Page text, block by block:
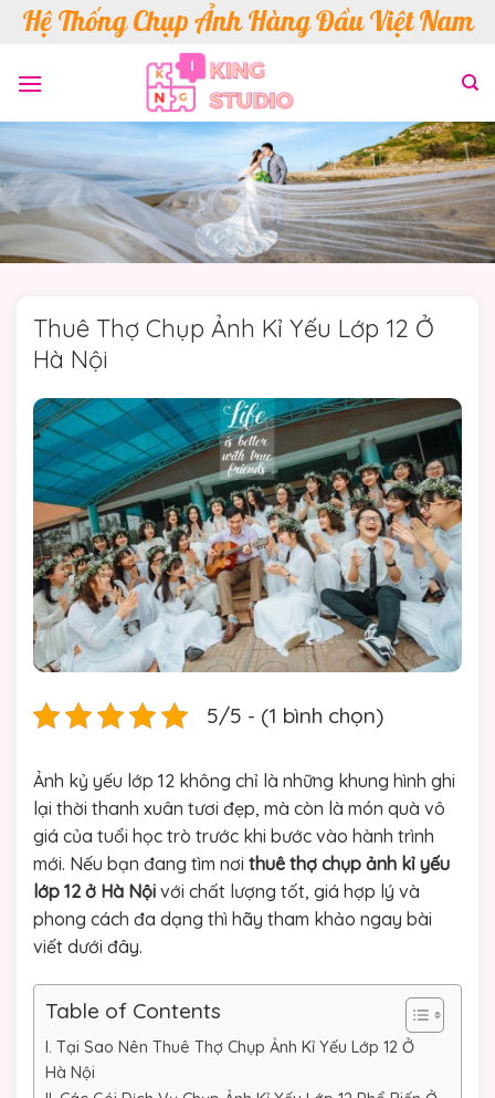
SkipHệ Thống Chụp Ảnh Hàng Đầu Việt Nam
Thuê Thợ Chụp Ảnh Kỉ Yếu Lớp 12 Ở
Hà Nội
5/5 - (1 bình chọn)
Ảnh kỷ yếu lớp 12 không chỉ là những khung hình ghi
lại thời thanh xuân tươi đẹp, mà còn là món quà vô
giá của tuổi học trò trước khi bước vào hành trình
mới. Nếu bạn đang tìm nơi thuê thợ chụp ảnh kỉ yếu
lớp 12 ở Hà Nội với chất lượng tốt, giá hợp lý và
phong cách đa dạng thì hãy tham khảo ngay bài
viết dưới đây.
Table of Contents
I. Tại Sao Nên Thuê Thợ Chụp Ảnh Kỉ Yếu Lớp 12 Ở
Hà Nội